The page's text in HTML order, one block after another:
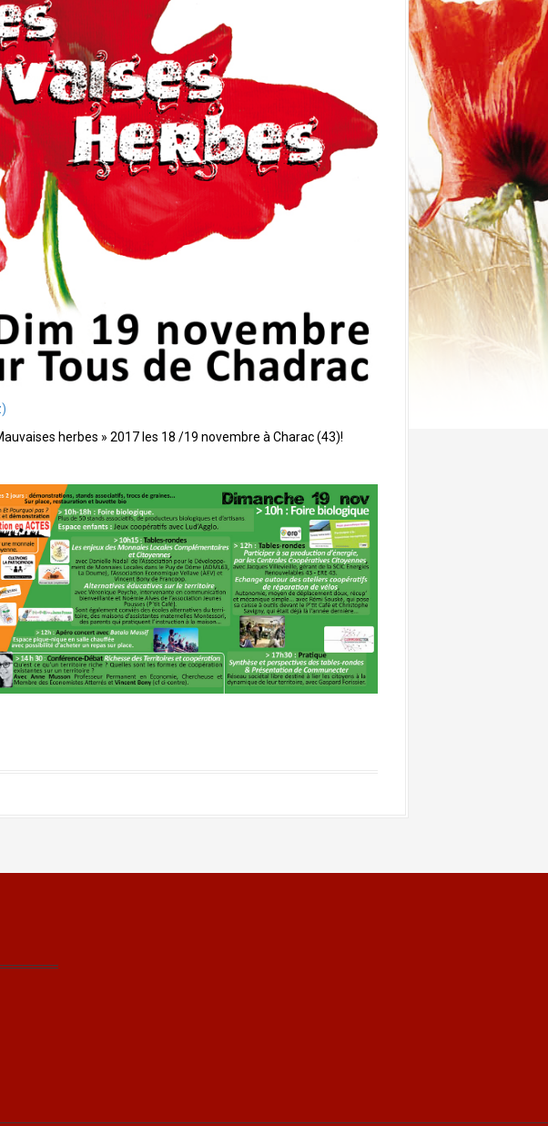
herbes » 2017 les 18 /19 novembre à Charac (43)!